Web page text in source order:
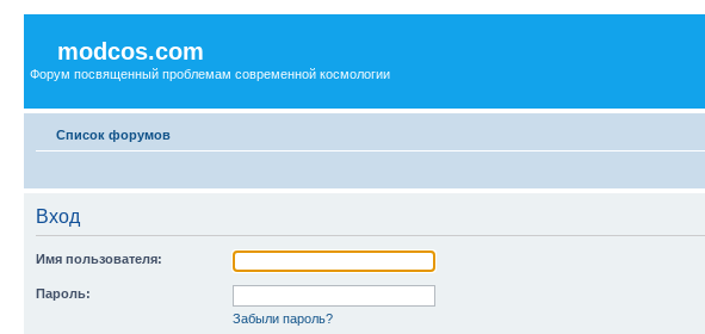
modcos.com
Форум посвященный проблемам современной космологии
Список форумов
Вход
Имя пользователя:
Пароль:
Забыли пароль?